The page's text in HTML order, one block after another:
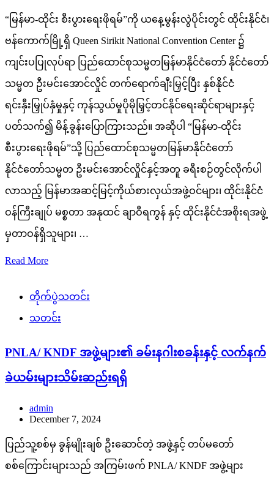
“မြန်မာ-ထိုင်း စီးပွားရေးဖိုရမ်”ကို ယနေ့မွန်းလွဲပိုင်းတွင် ထိုင်းနိုင်ငံ၊
ဗန်ကောက်မြို့ရှိ Queen Sirikit National Convention Center ၌
ကျင်းပပြုလုပ်ရာ ပြည်ထောင်စုသမ္မတမြန်မာနိုင်ငံတော် နိုင်ငံတော်
သမ္မတ ဦးမင်းအောင်လှိုင် တက်ရောက်ချီးမြှင့်ပြီး နှစ်နိုင်ငံ
ရင်းနှီးမြှုပ်နှံမှုနှင့် ကုန်သွယ်မှုပိုမိုမြှင့်တင်နိုင်ရေးဆိုင်ရာများနှင့်
ပတ်သက်၍ မိန့်ခွန်းပြောကြားသည်။ အဆိုပါ “မြန်မာ-ထိုင်း
စီးပွားရေးဖိုရမ်”သို့ ပြည်ထောင်စုသမ္မတမြန်မာနိုင်ငံတော်
နိုင်ငံတော်သမ္မတ ဦးမင်းအောင်လှိုင်နှင့်အတူ ခရီးစဉ်တွင်လိုက်ပါ
လာသည့် မြန်မာအဆင့်မြင့်ကိုယ်စားလှယ်အဖွဲ့ဝင်များ၊ ထိုင်းနိုင်ငံ
ဝန်ကြီးချုပ် မစ္စတာ အနုထင် ချာဝီရကွန် နှင့် ထိုင်းနိုင်ငံအစိုးရအဖွဲ့
မှတာဝန်ရှိသူများ၊ …
Read More
တိုက်ပွဲသတင်း
သတင်း
PNLA/ KNDF အဖွဲ့များ၏ ခမ်းနဂါးစခန်းနှင့် လက်နက်
ခဲယမ်းများသိမ်းဆည်းရရှိ
admin
December 7, 2024
ပြည်သူ့စစ်မှ ခွန်မျိုးချစ် ဦးဆောင်တဲ့ အဖွဲ့နှင့် တပ်မတော်
စစ်ကြောင်းများသည် အကြမ်းဖက် PNLA/ KNDF အဖွဲ့များ